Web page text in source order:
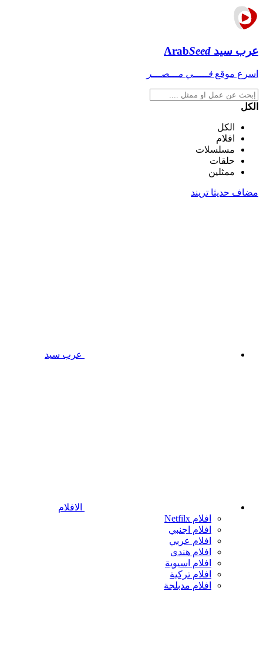
عرب سيد ArabSeed
اسرع موقع فـــــي مـــصـــر
الكل
الكل
افلام
مسلسلات
حلقات
ممثلين
مضاف حديثا تريند
عرب سيد
الافلام
افلام Netfilx
افلام اجنبي
افلام عربي
افلام هندى
افلام اسيوية
افلام تركية
افلام مدبلجة